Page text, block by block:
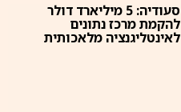
סעודיה: 5 מיליארד דולר
להקמת מרכז נתונים
לאינטליגנציה מלאכותית